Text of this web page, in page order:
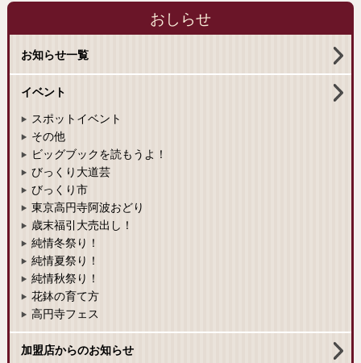
おしらせ
お知らせ一覧
イベント
スポットイベント
その他
ビッグブックを読もうよ！
びっくり大道芸
びっくり市
東京高円寺阿波おどり
歳末福引大売出し！
純情冬祭り！
純情夏祭り！
純情秋祭り！
花鉢の育て方
高円寺フェス
加盟店からのお知らせ